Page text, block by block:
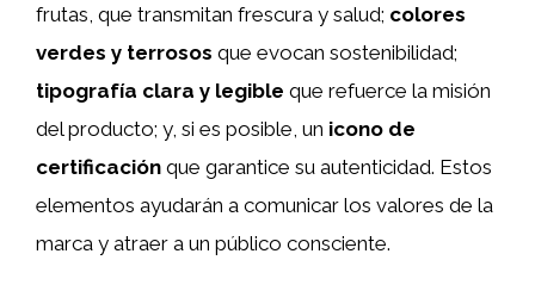
frutas, que transmitan frescura y salud; colores
verdes y terrosos que evocan sostenibilidad;
tipografía clara y legible que refuerce la misión
del producto; y, si es posible, un icono de
certificación que garantice su autenticidad. Estos
elementos ayudarán a comunicar los valores de la
marca y atraer a un público consciente.